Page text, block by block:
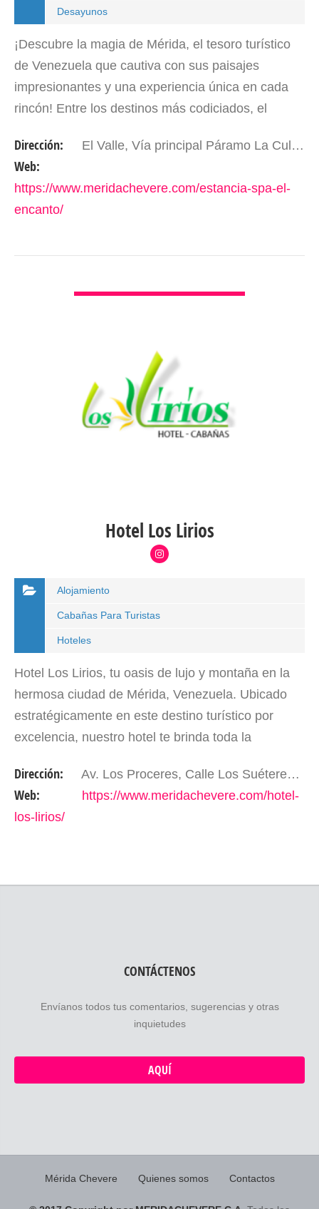
Desayunos
¡Descubre la magia de Mérida, el tesoro turístico
de Venezuela que cautiva con sus paisajes
impresionantes y una experiencia única en cada
rincón! Entre los destinos más codiciados, el
tranquilidad y…
Dirección: El Valle, Vía principal Páramo La Culata, sector La Vergara. Mérida – Edo. Mérida, Venezuela
Web:
https://www.meridachevere.com/estancia-spa-el-
encanto/
Hotel Los Lirios
Alojamiento
Cabañas Para Turistas
Hoteles
Hotel Los Lirios, tu oasis de lujo y montaña en la
hermosa ciudad de Mérida, Venezuela. Ubicado
estratégicamente en este destino turístico por
excelencia, nuestro hotel te brinda toda la
dentro del…
Dirección: Av. Los Proceres, Calle Los Suéteres. Mérida -Edo. Mérida. Venezuela.
Web:
https://www.meridachevere.com/hotel-
los-lirios/
CONTÁCTENOS
Envíanos todos tus comentarios, sugerencias y otras
inquietudes
AQUÍ
Mérida Chevere Quienes somos Contactos